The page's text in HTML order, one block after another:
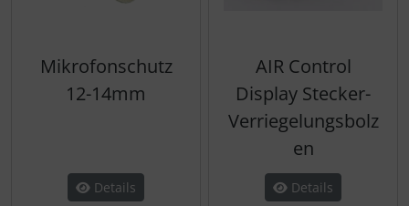
Mikrofonschutz
12-14mm
Details
AIR Control
Display Stecker-
Verriegelungsbolz
en
Details